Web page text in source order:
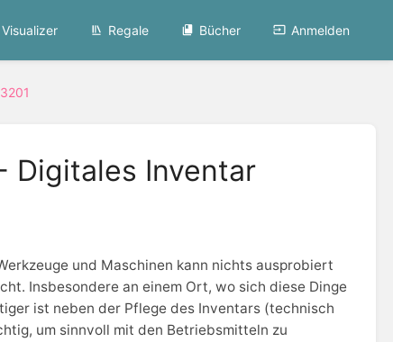
Regale Bücher Anmelden
Digitales Inventar
und Maschinen kann nichts ausprobiert
Insbesondere an einem Ort, wo sich diese Dinge
ist neben der Pflege des Inventars (technisch
um sinnvoll mit den Betriebsmitteln zu